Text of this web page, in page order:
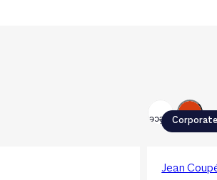
Précédent
Suivant
Jean